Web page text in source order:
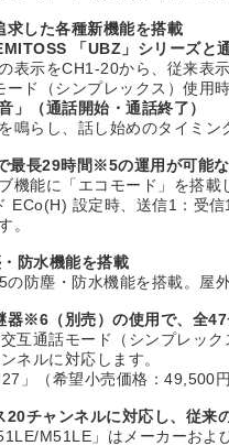
求した各種新機能を搭載
「UBZ」シリーズと
表示をCH1-20から、従来表
ド（シンプレックス）使用時
」（通話開始・通話終了）
鳴らし、話し始めのタイミ
最長29時間※5の運用が可能
機能に「エコモード」を搭
ECo(H) 設定時、送信1：受
。
防水機能を搭載
防塵・防水機能を搭載。屋
器※6（別売）の使用で、全
互通話モード（シンプレッ
ネルに対応します。
」（希望小売価格：49,500円
20チャンネルに対応し、従
M51LE」はメーカーおよ